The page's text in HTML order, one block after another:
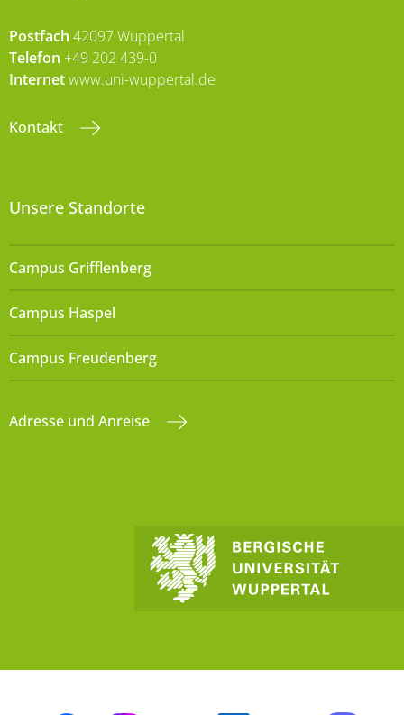
Postfach 42097 Wuppertal
Telefon +49 202 439-0
Internetwww.uni-wuppertal.de
Kontakt
Unsere Standorte
Campus Grifflenberg
Campus Haspel
Campus Freudenberg
Adresse und Anreise